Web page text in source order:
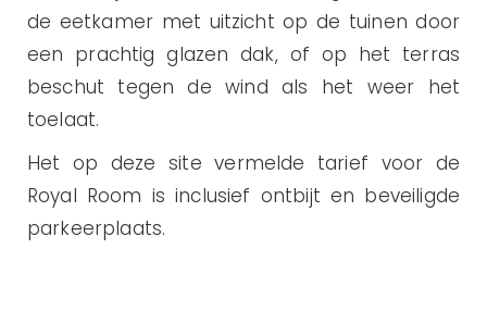
de eetkamer met uitzicht op de tuinen door
een prachtig glazen dak, of op het terras
beschut tegen de wind als het weer het
toelaat.
Het op deze site vermelde tarief voor de
Royal Room is inclusief ontbijt en beveiligde
parkeerplaats.